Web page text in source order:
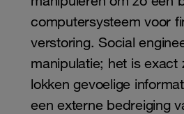
computersysteem voor
verstoring. Social
manipulatie; het is
lokken gevoelige
een externe bedreiging